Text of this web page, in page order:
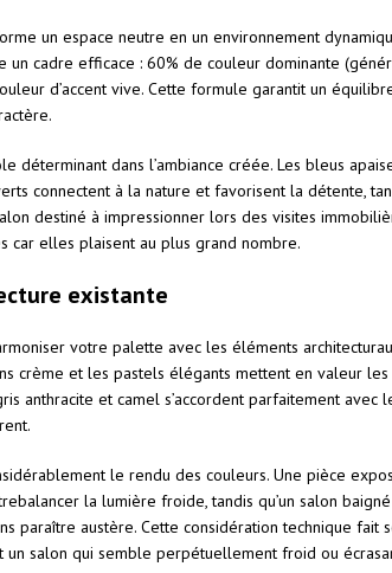
un espace neutre en un environnement
cadre efficace : 60% de couleur dominante
d’accent vive. Cette formule garantit un
déterminant dans l’ambiance créée. Les bleus
connectent à la nature et favorisent la détente,
destiné à impressionner lors des visites
car elles plaisent au plus grand nombre.
existante
votre palette avec les éléments
crème et les pastels élégants mettent en valeur
anthracite et camel s’accordent parfaitement avec
le rendu des couleurs. Une pièce
la lumière froide, tandis qu’un salon
paraître austère. Cette considération technique fait
salon qui semble perpétuellement froid ou